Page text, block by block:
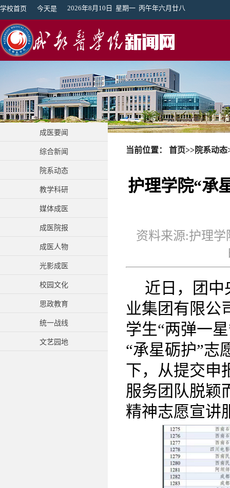
学校首页 今天是 2026年8月10日 星期一 丙午年六月廿八
成医要闻
综合新闻
院系动态
教学科研
媒体成医
成医院报
成医人物
光影成医
校园文化
思政教育
统一战线
文艺园地
当前位置： 首页>>院系动态
护理学院“承
资料来源:护理
近日，团中
业集团有限公
学生“两弹一
“承星砺护”志
下，从提交申
服务团队脱颖
精神志愿宣讲